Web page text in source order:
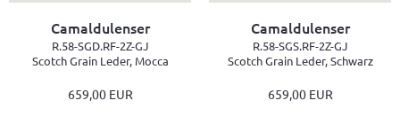
Camaldulenser
R.58-SGD.RF-2Z-GJ
Scotch Grain Leder, Mocca
659,00 EUR
Camaldulenser
R.58-SGS.RF-2Z-GJ
Scotch Grain Leder, Schwarz
659,00 EUR